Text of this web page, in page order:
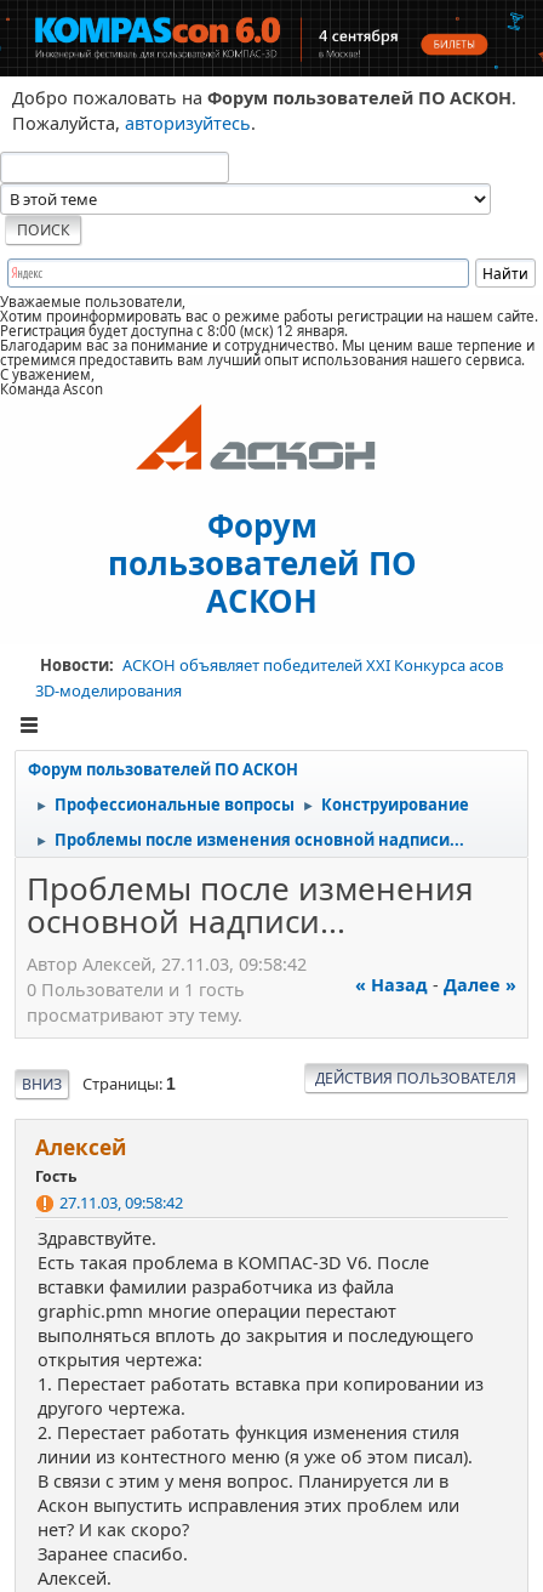
Добро пожаловать на Форум пользователей ПО АСКОН.
Пожалуйста, авторизуйтесь.
Уважаемые пользователи,
Хотим проинформировать вас о режиме работы регистрации на нашем сайте.
Регистрация будет доступна с 8:00 (мск) 12 января.
Благодарим вас за понимание и сотрудничество. Мы ценим ваше терпение и
стремимся предоставить вам лучший опыт использования нашего сервиса.
С уважением,
Команда Ascon
Форум
пользователей ПО
АСКОН
Новости: АСКОН объявляет победителей XXI Конкурса асов
3D-моделирования
Форум пользователей ПО АСКОН
► Профессиональные вопросы ► Конструирование
► Проблемы после изменения основной надписи...
Проблемы после изменения
основной надписи...
Автор Алексей, 27.11.03, 09:58:42
« Назад - Далее »
0 Пользователи и 1 гость
просматривают эту тему.
ВНИЗ Страницы 1 ДЕЙСТВИЯ ПОЛЬЗОВАТЕЛЯ
Алексей
Гость
27.11.03, 09:58:42
Здравствуйте.
Есть такая проблема в КОМПАС-3D V6. После
вставки фамилии разработчика из файла
graphic.pmn многие операции перестают
выполняться вплоть до закрытия и последующего
открытия чертежа:
1. Перестает работать вставка при копировании из
другого чертежа.
2. Перестает работать функция изменения стиля
линии из контестного меню (я уже об этом писал).
В связи с этим у меня вопрос. Планируется ли в
Аскон выпустить исправления этих проблем или
нет? И как скоро?
Заранее спасибо.
Алексей.